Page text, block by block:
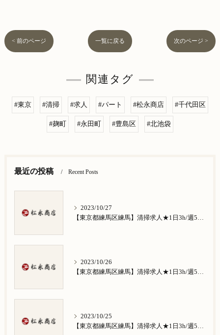
< 前のページ 一覧に戻る 次のページ >
関連タグ
#東京 #清掃 #求人 #パート #松永商店 #千代田区
#麹町 #永田町 #豊島区 #北池袋
最近の投稿 Recent Posts
2023/10/27
【東京都練馬区練馬】清掃求人★1日3h/週5日/祝日お休み★谷原在住の方歓迎
2023/10/26
【東京都練馬区練馬】清掃求人★1日3h/週5日/祝日お休み★南田中在住の方歓迎
2023/10/25
【東京都練馬区練馬】清掃求人★1日3h/週5日/祝日お休み★南大泉在住の方歓迎